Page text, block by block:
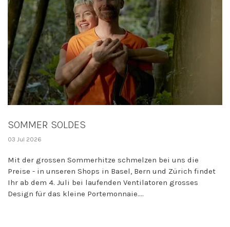
SOMMER SOLDES
03 Jul 2026
Mit der grossen Sommerhitze schmelzen bei uns die
Preise - in unseren Shops in Basel, Bern und Zürich findet
Ihr ab dem 4. Juli bei laufenden Ventilatoren grosses
Design für das kleine Portemonnaie....